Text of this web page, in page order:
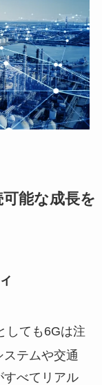
能な成長を
しても6Gは注
テムや交通
すべてリアル